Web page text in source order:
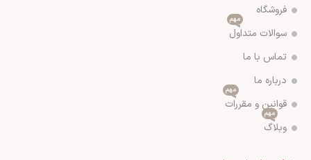
فروشگاه
سوالات متداول
مهم
تماس با ما
درباره ما
قوانین و مقررات
مهم
وبلاگ
مهم